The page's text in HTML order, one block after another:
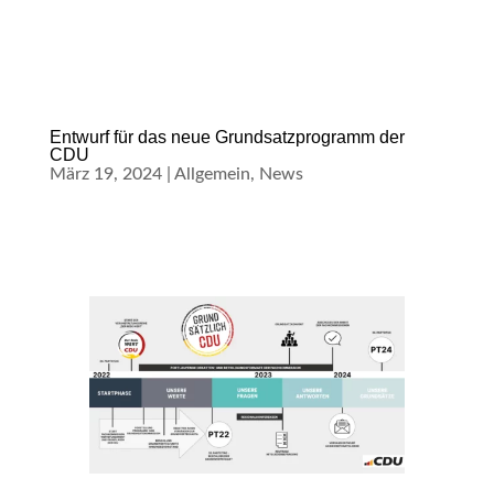
Entwurf für das neue Grundsatzprogramm der
CDU
März 19, 2024| Allgemein, News